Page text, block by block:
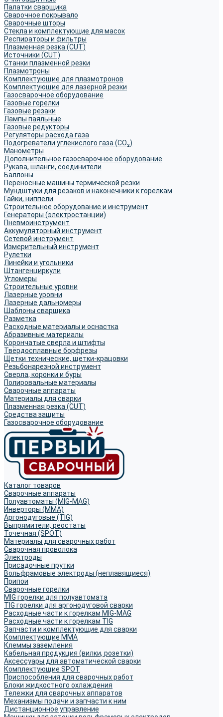
Палатки сварщика
Сварочное покрывало
Сварочные шторы
Стекла и комплектующие для масок
Респираторы и фильтры
Плазменная резка (CUT)
Источники (CUT)
Станки плазменной резки
Плазмотроны
Комплектующие для плазмотронов
Комплектующие для лазерной резки
Газосварочное оборудование
Газовые горелки
Газовые резаки
Лампы паяльные
Газовые редукторы
Регуляторы расхода газа
Подогреватели углекислого газа (CO₂)
Манометры
Дополнительное газосварочное оборудование
Рукава, шланги, соединители
Баллоны
Переносные машины термической резки
Мундштуки для резаков и наконечники к горелкам
Гайки, ниппели
Строительное оборудование и инструмент
Генераторы (электростанции)
Пневмоинструмент
Аккумуляторный инструмент
Сетевой инструмент
Измерительный инструмент
Рулетки
Линейки и угольники
Штангенциркули
Угломеры
Строительные уровни
Лазерные уровни
Лазерные дальномеры
Шаблоны сварщика
Разметка
Расходные материалы и оснастка
Абразивные материалы
Корончатые сверла и штифты
Твёрдосплавные борфрезы
Щетки технические, щетки-крацовки
Резьбонарезной инструмент
Сверла, коронки и буры
Полировальные материалы
Сварочные аппараты
Материалы для сварки
Плазменная резка (CUT)
Средства защиты
Газосварочное оборудование
Каталог товаров
Сварочные аппараты
Полуавтоматы (MIG-MAG)
Инверторы (MMA)
Аргонодуговые (TIG)
Выпрямители, реостаты
Точечная (SPOT)
Материалы для сварочных работ
Сварочная проволока
Электроды
Присадочные прутки
Вольфрамовые электроды (неплавящиеся)
Припои
Сварочные горелки
MIG горелки для полуавтомата
TIG горелки для аргонодуговой сварки
Расходные части к горелкам MIG-MAG
Расходные части к горелкам TIG
Запчасти и комплектующие для сварки
Комплектующие ММА
Клеммы заземления
Кабельная продукция (вилки, розетки)
Аксессуары для автоматической сварки
Комплектующие SPOT
Приспособления для сварочных работ
Блоки жидкостного охлаждения
Тележки для сварочных аппаратов
Механизмы подачи и запчасти к ним
Дистанционное управление